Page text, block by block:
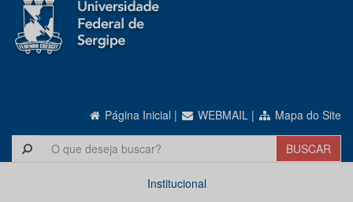
Página Inicial | WEBMAIL | Mapa do Site
Institucional